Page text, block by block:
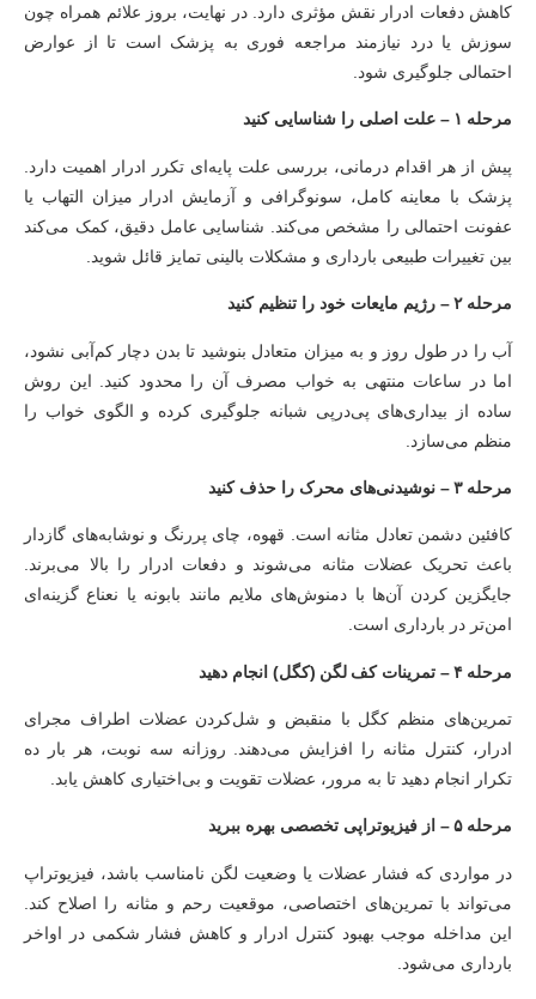
کاهش دفعات ادرار نقش مؤثری دارد. در نهایت، بروز علائم همراه چون
سوزش یا درد نیازمند مراجعه فوری به پزشک است تا از عوارض
احتمالی جلوگیری شود.
مرحله ۱ – علت اصلی را شناسایی کنید
پیش از هر اقدام درمانی، بررسی علت پایه‌ای تکرر ادرار اهمیت دارد.
پزشک با معاینه کامل، سونوگرافی و آزمایش ادرار میزان التهاب یا
عفونت احتمالی را مشخص می‌کند. شناسایی عامل دقیق، کمک می‌کند
بین تغییرات طبیعی بارداری و مشکلات بالینی تمایز قائل شوید.
مرحله ۲ – رژیم مایعات خود را تنظیم کنید
آب را در طول روز و به میزان متعادل بنوشید تا بدن دچار کم‌آبی نشود،
اما در ساعات منتهی به خواب مصرف آن را محدود کنید. این روش
ساده از بیداری‌های پی‌درپی شبانه جلوگیری کرده و الگوی خواب را
منظم می‌سازد.
مرحله ۳ – نوشیدنی‌های محرک را حذف کنید
کافئین دشمن تعادل مثانه است. قهوه، چای پررنگ و نوشابه‌های گازدار
باعث تحریک عضلات مثانه می‌شوند و دفعات ادرار را بالا می‌برند.
جایگزین کردن آن‌ها با دمنوش‌های ملایم مانند بابونه یا نعناع گزینه‌ای
امن‌تر در بارداری است.
مرحله ۴ – تمرینات کف لگن (کگل) انجام دهید
تمرین‌های منظم کگل با منقبض و شل‌کردن عضلات اطراف مجرای
ادرار، کنترل مثانه را افزایش می‌دهند. روزانه سه نوبت، هر بار ده
تکرار انجام دهید تا به مرور، عضلات تقویت و بی‌اختیاری کاهش یابد.
مرحله ۵ – از فیزیوتراپی تخصصی بهره ببرید
در مواردی که فشار عضلات یا وضعیت لگن نامناسب باشد، فیزیوتراپ
می‌تواند با تمرین‌های اختصاصی، موقعیت رحم و مثانه را اصلاح کند.
این مداخله موجب بهبود کنترل ادرار و کاهش فشار شکمی در اواخر
بارداری می‌شود.